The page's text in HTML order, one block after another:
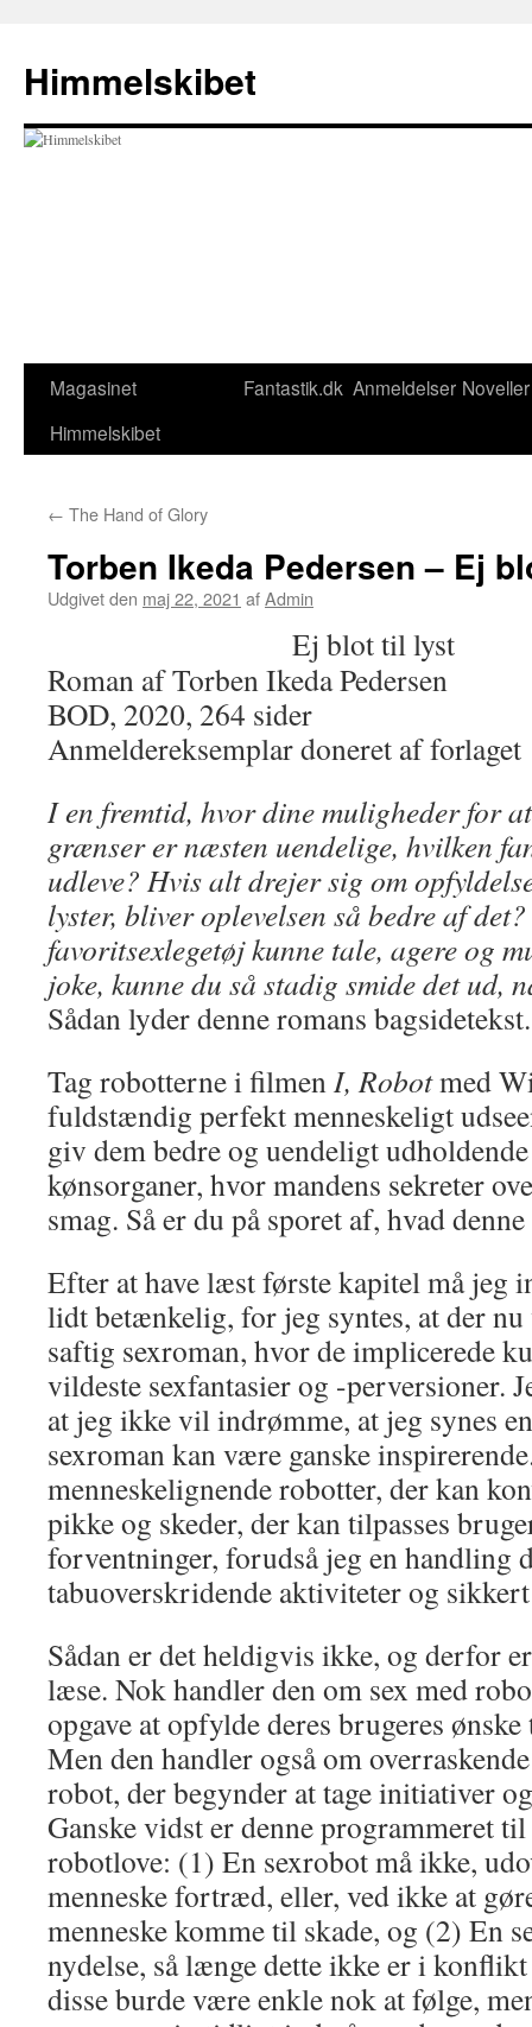
indhold
Himmelskibet
Magasinet
Himmelskibet
Fantastik.dk Anmeldelser Noveller
← The Hand of Glory
Torben Ikeda Pedersen – Ej
Udgivet den maj 22, 2021 afAdmin
Ej blot til lyst
Roman af Torben Ikeda Pedersen
BOD, 2020, 264 sider
Anmeldereksemplar doneret af forlaget
I en fremtid, hvor dine muligheder for
grænser er næsten uendelige, hvilken
udleve? Hvis alt drejer sig om
lyster, bliver oplevelsen så bedre af
favoritsexlegetøj kunne tale, agere og
joke, kunne du så stadig smide det ud,
Sådan lyder denne romans bagsidetekst.
Tag robotterne i filmenI, Robotmed
fuldstændig perfekt menneskeligt
giv dem bedre og uendeligt
kønsorganer, hvor mandens sekreter
smag. Så er du på sporet af, hvad
Efter at have læst første kapitel må jeg
lidt betænkelig, for jeg syntes, at der
saftig sexroman, hvor de implicerede
vildeste sexfantasier og -perversioner.
at jeg ikke vil indrømme, at jeg synes
sexroman kan være ganske
menneskelignende robotter, der kan
pikke og skeder, der kan tilpasses
forventninger, forudså jeg en handling
tabuoverskridende aktiviteter og sikkert
Sådan er det heldigvis ikke, og derfor
læse. Nok handler den om sex med
opgave at opfylde deres brugeres
Men den handler også om
robot, der begynder at tage initiativer
Ganske vidst er denne programmeret
robotlove: (1) En sexrobot må ikke,
menneske fortræd, eller, ved ikke at
menneske komme til skade, og (2) En
nydelse, så længe dette ikke er i
disse burde være enkle nok at følge,